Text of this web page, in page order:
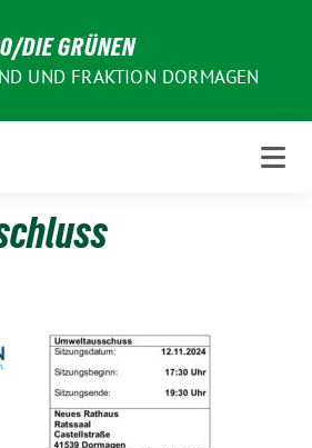
DIE GRÜNEN
UND FRAKTION DORMAGEN